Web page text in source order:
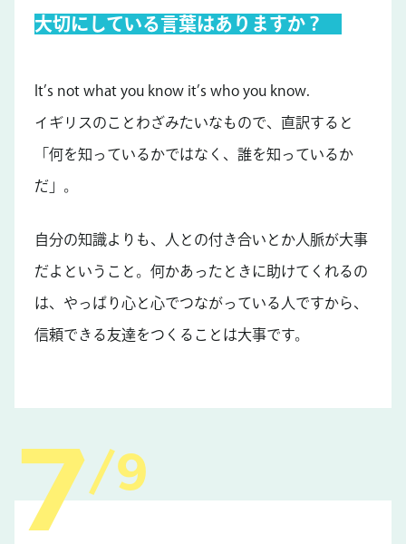
大切にしている言葉はありますか？
It’s not what you know it’s who you know.
イギリスのことわざみたいなもので、直訳すると
「何を知っているかではなく、誰を知っているか
だ」。
自分の知識よりも、人との付き合いとか人脈が大事
だよということ。何かあったときに助けてくれるの
は、やっぱり心と心でつながっている人ですから、
信頼できる友達をつくることは大事です。
9